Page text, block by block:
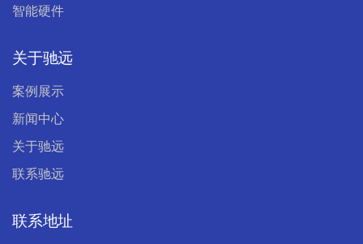
智能硬件
关于驰远
案例展示
新闻中心
关于驰远
联系驰远
联系地址